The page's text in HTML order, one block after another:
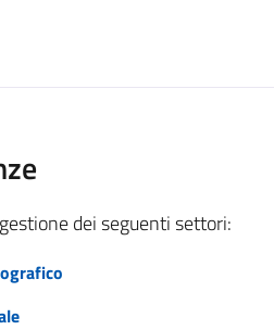
dei seguenti settori: